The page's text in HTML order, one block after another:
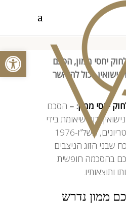
פתח
הסכם
יכול להיאשר
: – הסכם
יכול שיאומת בידי
נוטריון לפי חוק הנוטריונים, תשל”ו-1976
שבני הזוג הניצבים
בהסכמה חופשית
ותוצאותיו.
ממון נדרש